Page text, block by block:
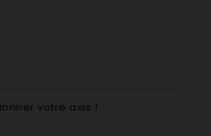
votre avis !